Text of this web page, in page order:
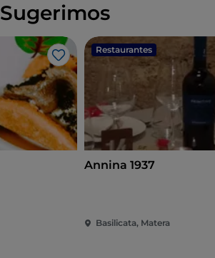
Sugerimos
Me gusta
Restaurantes
Annina 1937
Basilicata, Matera